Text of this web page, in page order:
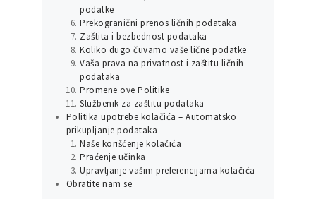
podatke
Prekogranični prenos ličnih podataka
Zaštita i bezbednost podataka
Koliko dugo čuvamo vaše lične podatke
Vaša prava na privatnost i zaštitu ličnih
podataka
Promene ove Politike
Službenik za zaštitu podataka
Politika upotrebe kolačića – Automatsko
prikupljanje podataka
Naše korišćenje kolačića
Praćenje učinka
Upravljanje vašim preferencijama kolačića
Obratite nam se